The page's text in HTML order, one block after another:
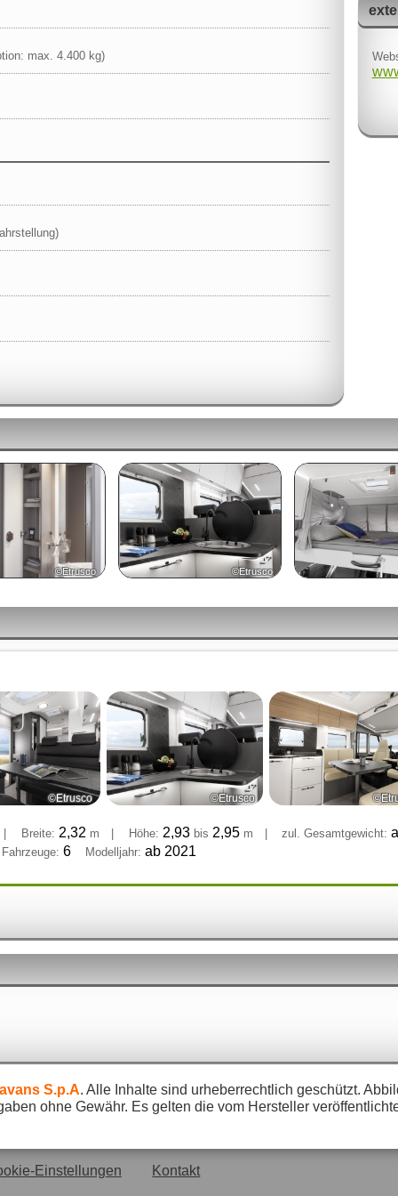
max. 4.400 kg)
©Etrusco ©Etrusco
©Etrusco ©Etrusco
Breite: 2,32 m Höhe: 2,93 bis 2,95 m zul. Gesamtgewicht:
6 Modelljahr: ab 2021
S.p.A. Alle Inhalte sind urheberrechtlich geschützt.
ohne Gewähr. Es gelten die vom Hersteller
Einstellungen Kontakt